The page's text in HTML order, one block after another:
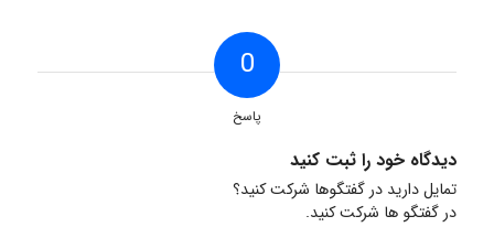
0
پاسخ
دیدگاه خود را ثبت کنید
تمایل دارید در گفتگوها شرکت کنید؟
در گفتگو ها شرکت کنید.